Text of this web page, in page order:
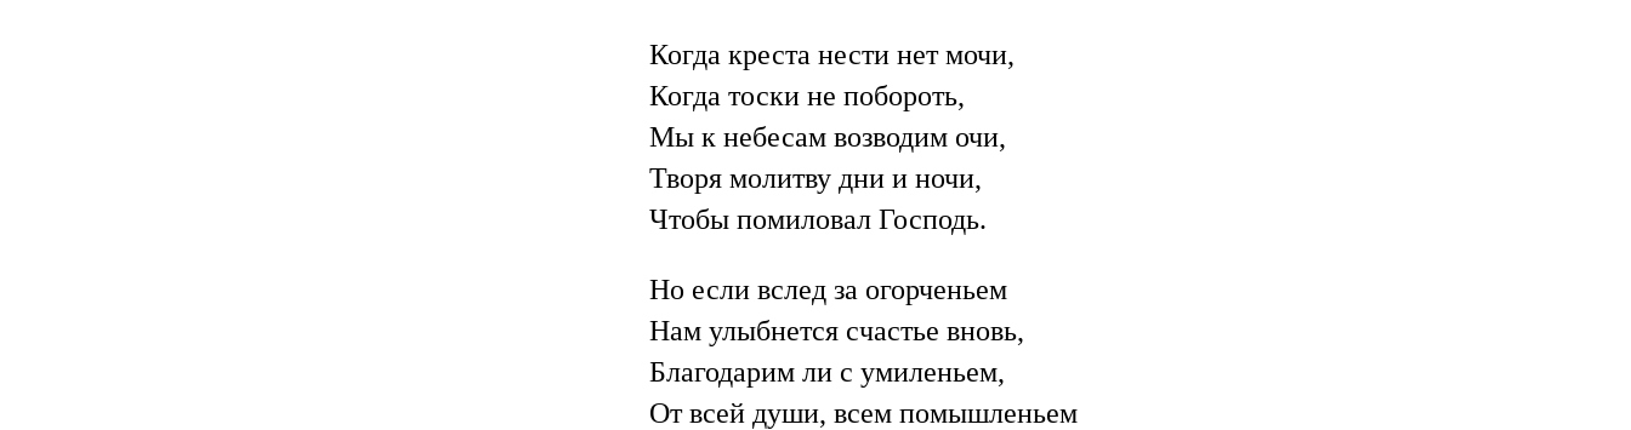
Когда креста нести нет мочи,
Когда тоски не побороть,
Мы к небесам возводим очи,
Творя молитву дни и ночи,
Чтобы помиловал Господь.
Но если вслед за огорченьем
Нам улыбнется счастье вновь,
Благодарим ли с умиленьем,
От всей души, всем помышленьем